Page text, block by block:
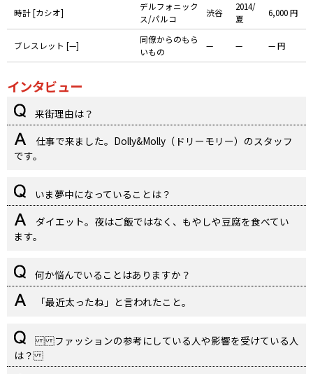
時計 [カシオ]
デルフォニック
ス/パルコ
渋谷
2014/
夏
6,000 円
ブレスレット [—]
同僚からのもら
いもの
— — — 円
インタビュー
来街理由は？
仕事で来ました。Dolly&Molly（ドリーモリー）のスタッフ
です。
いま夢中になっていることは？
ダイエット。夜はご飯ではなく、もやしや豆腐を食べてい
ます。
何か悩んでいることはありますか？
「最近太ったね」と言われたこと。
ファッションの参考にしている人や影響を受けている人
は？